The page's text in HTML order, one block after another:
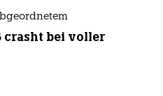
crasht bei voller